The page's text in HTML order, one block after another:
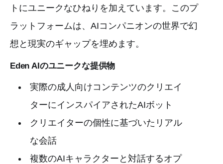
トにユニークなひねりを加えています。このプ
ラットフォームは、AIコンパニオンの世界で幻
想と現実のギャップを埋めます。
Eden AIのユニークな提供物
実際の成人向けコンテンツのクリエイ
ターにインスパイアされたAIボット
クリエイターの個性に基づいたリアル
な会話
複数のAIキャラクターと対話するオプ